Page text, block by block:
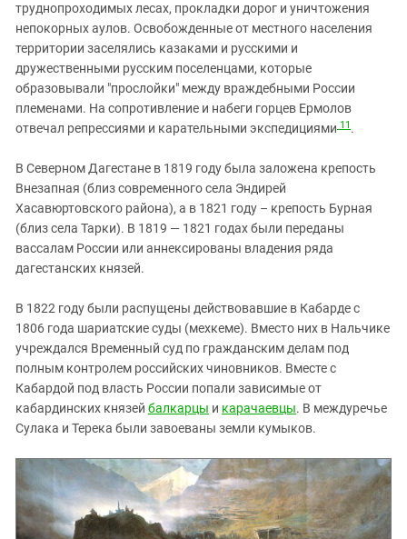
труднопроходимых лесах, прокладки дорог и уничтожения
непокорных аулов. Освобожденные от местного населения
территории заселялись казаками и русскими и
дружественными русским поселенцами, которые
образовывали "прослойки" между враждебными России
племенами. На сопротивление и набеги горцев Ермолов
отвечал репрессиями и карательными экспедициями 11 .
В Северном Дагестане в 1819 году была заложена крепость
Внезапная (близ современного села Эндирей
Хасавюртовского района), а в 1821 году – крепость Бурная
(близ села Тарки). В 1819 — 1821 годах были переданы
вассалам России или аннексированы владения ряда
дагестанских князей.
В 1822 году были распущены действовавшие в Кабарде с
1806 года шариатские суды (мехкеме). Вместо них в Нальчике
учреждался Временный суд по гражданским делам под
полным контролем российских чиновников. Вместе с
Кабардой под власть России попали зависимые от
кабардинских князей балкарцы и карачаевцы. В междуречье
Сулака и Терека были завоеваны земли кумыков.